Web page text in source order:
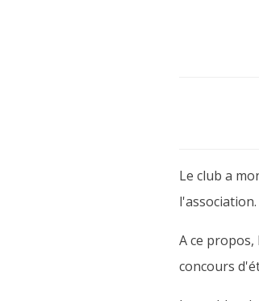
Le club a
l'association.
A ce propos,
concours